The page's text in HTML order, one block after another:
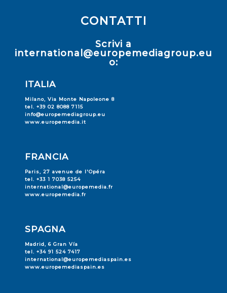
CONTATTI
Scrivi a
international@europemediagroup.eu
o:
ITALIA
Milano, Via Monte Napoleone 8
tel. +39 02 8088 7115
info@europemediagroup.eu
www.europemedia.it
FRANCIA
Paris, 27 avenue de l'Opéra
tel. +33 1 7038 5254
international@europemedia.fr
www.europemedia.fr
SPAGNA
Madrid, 6 Gran Vía
tel. +34 91 524 7417
international@europemediaspain.es
www.europemediaspain.es